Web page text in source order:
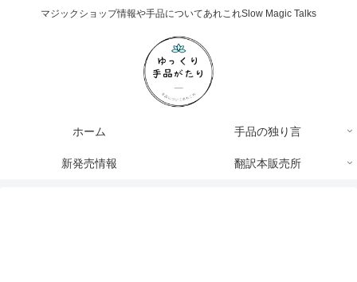
マジックショップ情報や手品についてあれこれSlow Magic Talks
ホーム 手品の独り言
新発売情報 翻訳本販売所